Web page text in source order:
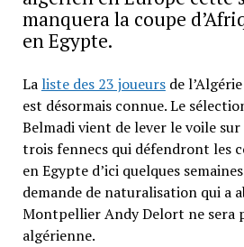
manquera la coupe
en Egypte.
La liste des 23 joueursde
est désormais connue. Le
Belmadi vient de lever le voile
trois fennecs qui défendront les
en Egypte d’ici quelques
demande de naturalisation qui a
Montpellier Andy Delort ne sera
algérienne.